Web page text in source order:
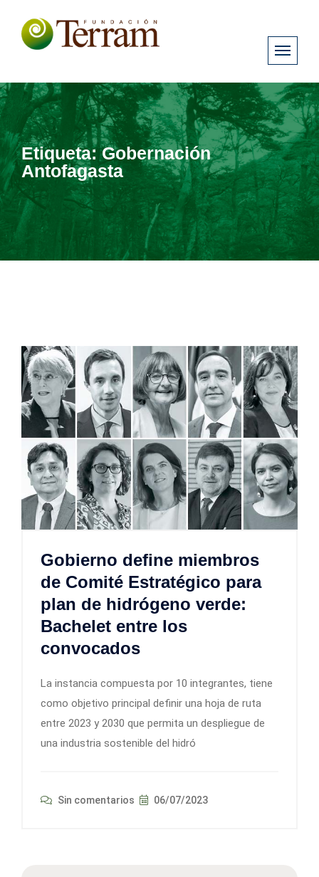
Etiqueta:Gobernación
Antofagasta
Gobierno define miembros
de Comité Estratégico para
plan de hidrógeno verde:
Bachelet entre los
convocados
La instancia compuesta por 10 integrantes, tiene
como objetivo principal definir una hoja de ruta
entre 2023 y 2030 que permita un despliegue de
una industria sostenible del hidró
Sin comentarios 06/07/2023